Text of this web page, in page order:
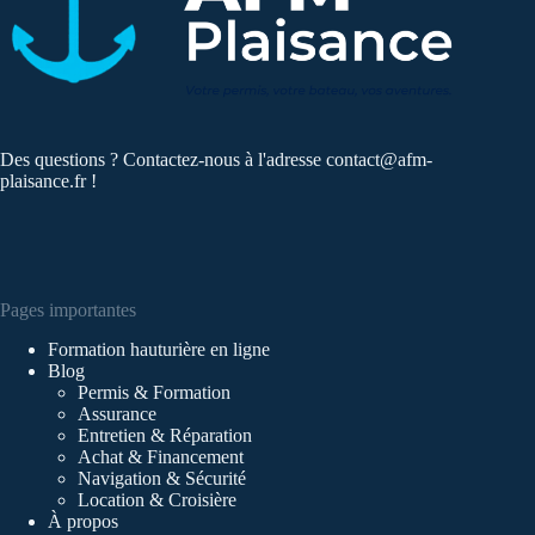
Des questions ? Contactez-nous à l'adresse contact@afm-
plaisance.fr!
Pages importantes
Formation hauturière en ligne
Blog
Permis & Formation
Assurance
Entretien & Réparation
Achat & Financement
Navigation & Sécurité
Location & Croisière
À propos